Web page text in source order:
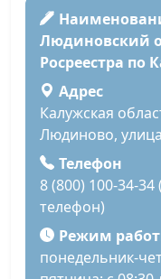
Людиновский
Росреестра по
Адрес
Калужская
Людиново,
Телефон
8 (800) 100-34-
телефон)
Режим
понедельник-